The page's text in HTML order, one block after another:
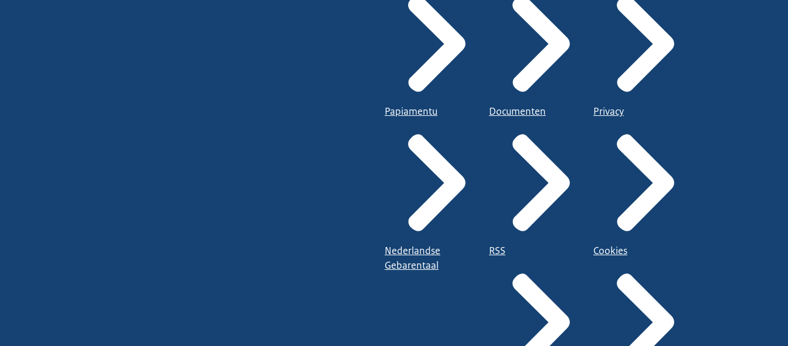
Papiamentu
Nederlandse
Gebarentaal
Documenten
RSS
Privacy
Cookies